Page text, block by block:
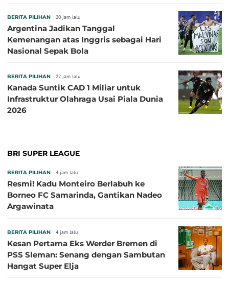
BERITA PILIHAN 20 jam lalu
Argentina Jadikan Tanggal
Kemenangan atas Inggris sebagai Hari
Nasional Sepak Bola
BERITA PILIHAN 22 jam lalu
Kanada Suntik CAD 1 Miliar untuk
Infrastruktur Olahraga Usai Piala Dunia
2026
BRI SUPER LEAGUE
BERITA PILIHAN 4 jam lalu
Resmi! Kadu Monteiro Berlabuh ke
Borneo FC Samarinda, Gantikan Nadeo
Argawinata
BERITA PILIHAN 4 jam lalu
Kesan Pertama Eks Werder Bremen di
PSS Sleman: Senang dengan Sambutan
Hangat Super Elja